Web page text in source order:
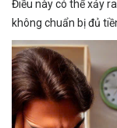
Điều này có thể xảy
không chuẩn bị đủ